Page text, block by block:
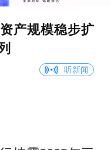
产规模稳步扩
听新闻